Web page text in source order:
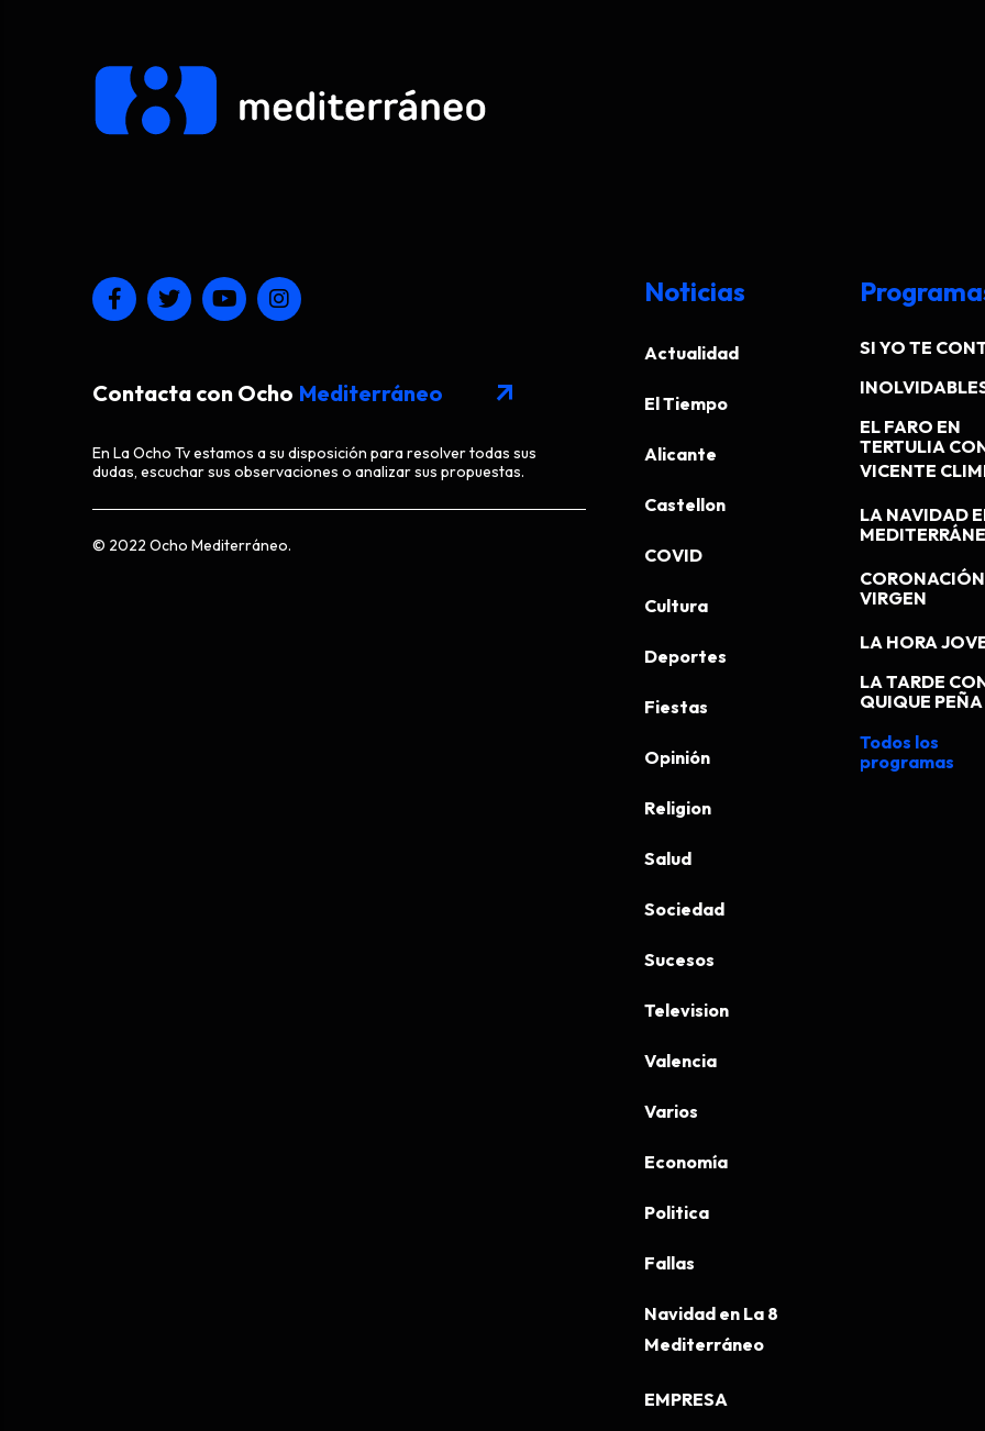
Contacta con Ocho Mediterráneo arrow_outward
En La Ocho Tv estamos a su disposición para resolver todas sus
dudas, escuchar sus observaciones o analizar sus propuestas.
© 2022 Ocho Mediterráneo.
Noticias
Actualidad
El Tiempo
Alicante
Castellon
COVID
Cultura
Deportes
Fiestas
Opinión
Religion
Salud
Sociedad
Sucesos
Television
Valencia
Varios
Economía
Politica
Fallas
Navidad en La 8
Mediterráneo
EMPRESA
SI YO TE
EL FARO EN
TERTULIA
VICENTE
LA NAVIDAD
VIRGEN
LA HORA
LA TARDE
QUIQUE PEÑA
Todos los
programas